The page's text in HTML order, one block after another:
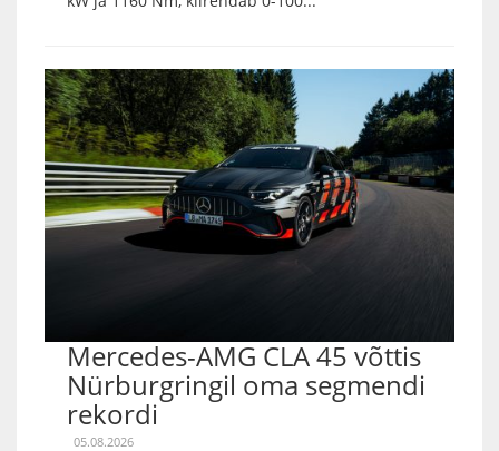
Mercedes-AMG CLA 45 võttis
Nürburgringil oma segmendi
rekordi
05.08.2026